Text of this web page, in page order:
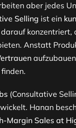
aber jedes
Selling ist ein
konzentriert,
Anstatt
(Consultative
Hanan
Margin Sales at